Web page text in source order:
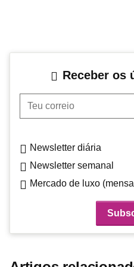
Receber os
Teu correio
Newsletter diária
Newsletter semanal
Mercado de luxo